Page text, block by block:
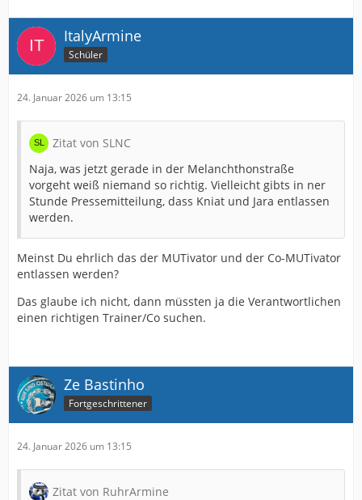
ItalyArmine
Schüler
24. Januar 2026 um 13:15
Zitat von SLNC
Naja, was jetzt gerade in der Melanchthonstraße
vorgeht weiß niemand so richtig. Vielleicht gibts in ner
Stunde Pressemitteilung, dass Kniat und Jara entlassen
werden.
Meinst Du ehrlich das der MUTivator und der Co-MUTivator
entlassen werden?
Das glaube ich nicht, dann müssten ja die Verantwortlichen
einen richtigen Trainer/Co suchen.
Ze Bastinho
Fortgeschrittener
24. Januar 2026 um 13:15
Zitat von RuhrArmine